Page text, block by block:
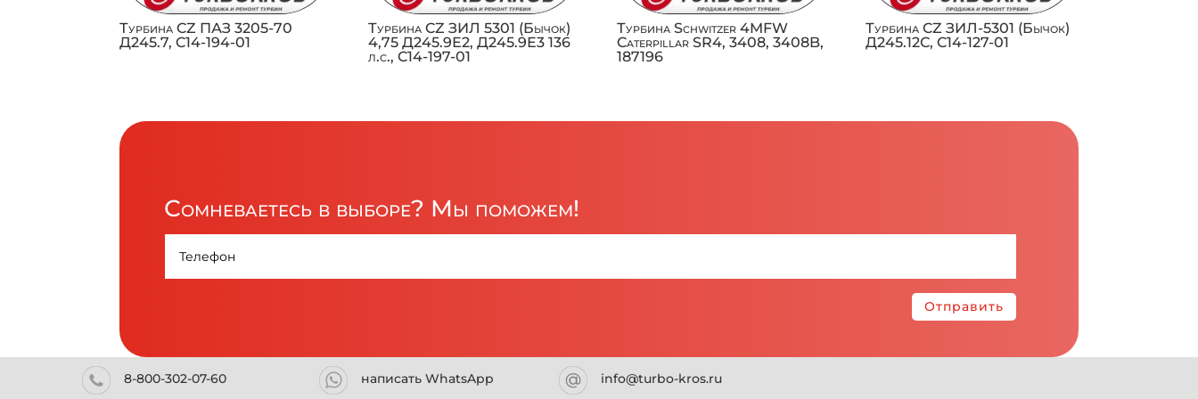
Турбина CZ ПАЗ 3205-70
Д245.7, C14-194-01
Турбина CZ ЗИЛ 5301 (Бычок)
4,75 Д245.9Е2, Д245.9Е3 136
л.с., C14-197-01
Турбина Schwitzer 4MFW
Caterpillar SR4, 3408, 3408B,
187196
Турбина CZ ЗИЛ-5301 (Бычок)
Д245.12С, C14-127-01
Сомневаетесь в выборе? Мы поможем!
Отправить
8-800-302-07-60 написать WhatsApp info@turbo-kros.ru